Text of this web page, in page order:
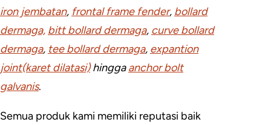
iron jembatan, frontal frame fender, bollard
dermaga, bitt bollard dermaga, curve bollard
dermaga, tee bollard dermaga, expantion
joint(karet dilatasi)hinggaanchor bolt
galvanis.
Semua produk kami memiliki reputasi baik